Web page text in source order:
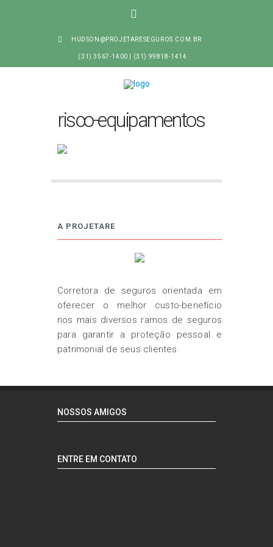
HUDSON@PROJETARESEGUROS.COM.BR
(31) 3567-1400 | (31) 99818-1414
risco-equipamentos
A PROJETARE
Corretora de seguros orientada em
oferecer o melhor custo-benefício
nos mais diversos ramos de seguros
para garantir a proteção pessoal e
patrimonial de seus clientes.
NOSSOS AMIGOS
ENTRE EM CONTATO